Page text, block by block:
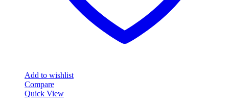
Add to wishlist
Compare
Quick View